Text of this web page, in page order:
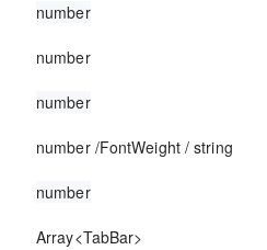
number
number
number
number /FontWeight / string
number
Array<TabBar>